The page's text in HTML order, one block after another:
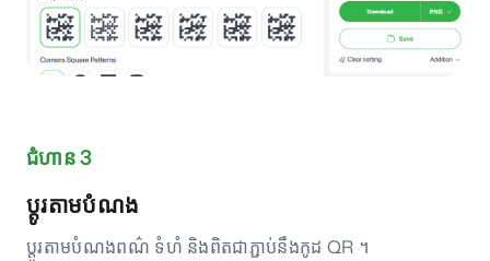
ជំហាន 3
ប្តូរតាមបំណង
ប្តូរតាមបំណងពណ៌ ទំហំ និងពិតជាភ្ជាប់នឹងកូដ QR ។